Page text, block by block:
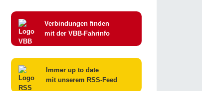
Verbindungen finden
mit der VBB-Fahrinfo
Immer up to date
mit unserem RSS-Feed